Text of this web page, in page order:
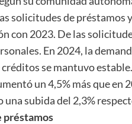
solicitudes de préstamos
con 2023. De las
En 2024, la
se mantuvo
un 4,5% más que en
subida del 2,3%
préstamos